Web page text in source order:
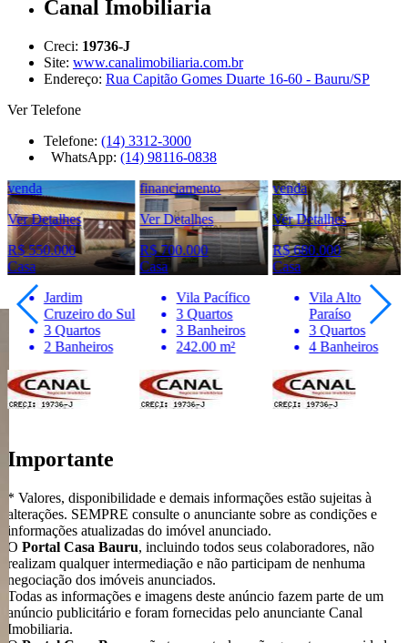
Canal Imobiliaria
Creci: 19736-J
Site: www.canalimobiliaria.com.br
Endereço: Rua Capitão Gomes Duarte 16-60 - Bauru/SP
Ver Telefone
Telefone: (14) 3312-3000
WhatsApp: (14) 98116-0838
venda
Ver Detalhes
R$ 550.000
Casa
Jardim
Cruzeiro do Sul
3 Quartos
2 Banheiros
financiamento
Ver Detalhes
R$ 700.000
Casa
Vila Pacífico
3 Quartos
3 Banheiros
242.00 m²
venda
Ver Detalhes
R$ 680.000
Casa
Vila Alto
Paraíso
3 Quartos
4 Banheiros
Importante
* Valores, disponibilidade e demais informações estão sujeitas à
alterações. SEMPRE consulte o anunciante sobre as condições e
informações atualizadas do imóvel anunciado.
O Portal Casa Bauru, incluindo todos seus colaboradores, não
realizam qualquer intermediação e não participam de nenhuma
negociação dos imóveis anunciados.
Todas as informações e imagens deste anúncio fazem parte de um
anúncio publicitário e foram fornecidas pelo anunciante Canal
Imobiliaria.